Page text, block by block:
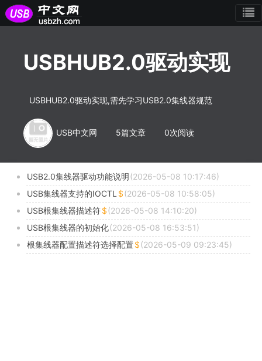
USBHUB2.0驱动实现
USBHUB2.0驱动实现,需先学习USB2.0集线器规范
USB中文网 5篇文章 0次阅读
USB2.0集线器驱动功能说明(2026-05-08 10:17:46)
USB集线器支持的IOCTL
(2026-05-08 10:58:05)
USB根集线器描述符
(2026-05-08 14:10:20)
USB根集线器的初始化(2026-05-08 16:53:51)
根集线器配置描述符选择配置
(2026-05-09 09:23:45)